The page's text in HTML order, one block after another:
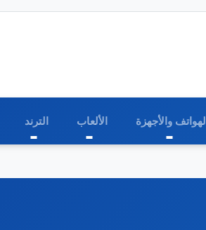
الهواتف والأجهزة الألعاب الترند